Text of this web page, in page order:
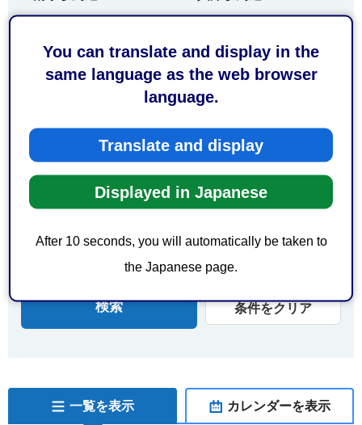
You can translate and display in the
same language as the web browser
language.
Translate and display
Displayed in Japanese
After 10 seconds, you will automatically be taken to
the Japanese page.
新蒲原駅周辺
日本平
オクシズ（安倍奥） オクシズ（奥藁科）
オクシズ（奥清水） 開催地域について
条件をクリア
一覧を表示 カレンダーを表示